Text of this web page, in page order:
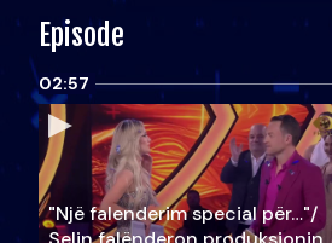
Episode
02:57
"Një falenderim special për…"/